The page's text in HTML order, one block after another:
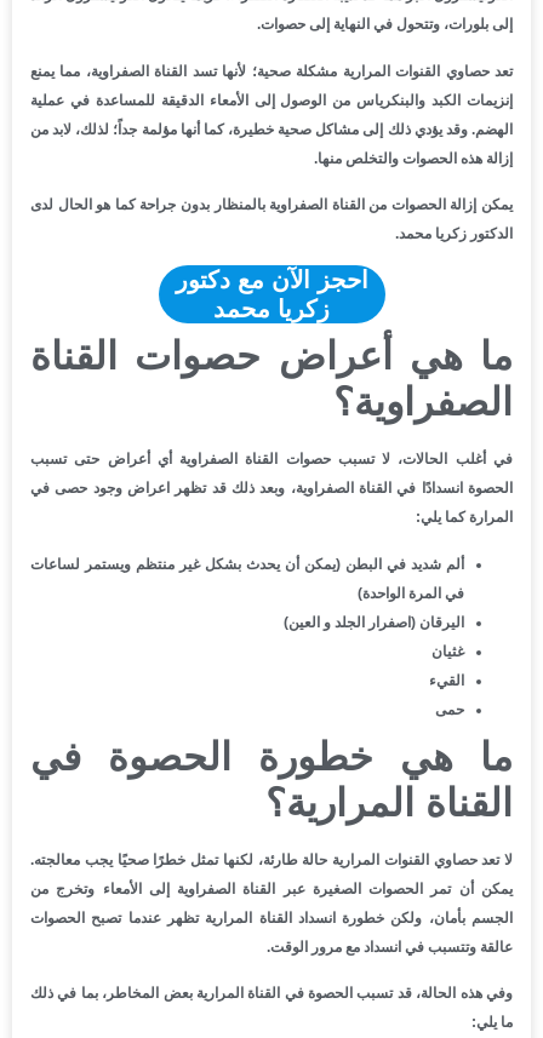
إلى بلورات، وتتحول في النهاية إلى حصوات.
تعد حصاوي القنوات المرارية مشكلة صحية؛ لأنها تسد القناة الصفراوية، مما يمنع
إنزيمات الكبد والبنكرياس من الوصول إلى الأمعاء الدقيقة للمساعدة في عملية
الهضم. وقد يؤدي ذلك إلى مشاكل صحية خطيرة، كما أنها مؤلمة جداً؛ لذلك، لابد من
إزالة هذه الحصوات والتخلص منها.
يمكن إزالة الحصوات من القناة الصفراوية بالمنظار بدون جراحة كما هو الحال لدى
الدكتور زكريا محمد.
احجز الآن مع دكتور
زكريا محمد
ما هي أعراض حصوات القناة
الصفراوية؟
في أغلب الحالات، لا تسبب حصوات القناة الصفراوية أي أعراض حتى تسبب
الحصوة انسدادًا في القناة الصفراوية، وبعد ذلك قد تظهر اعراض وجود حصى في
المرارة كما يلي:
ألم شديد في البطن (يمكن أن يحدث بشكل غير منتظم ويستمر لساعات
في المرة الواحدة)
اليرقان (اصفرار الجلد و العين)
غثيان
القيء
حمى
ما هي خطورة الحصوة في
القناة المرارية؟
لا تعد حصاوي القنوات المرارية حالة طارئة، لكنها تمثل خطرًا صحيًا يجب معالجته.
يمكن أن تمر الحصوات الصغيرة عبر القناة الصفراوية إلى الأمعاء وتخرج من
الجسم بأمان، ولكن خطورة انسداد القناة المرارية تظهر عندما تصبح الحصوات
عالقة وتتسبب في انسداد مع مرور الوقت.
وفي هذه الحالة، قد تسبب الحصوة في القناة المرارية بعض المخاطر، بما في ذلك
ما يلي: